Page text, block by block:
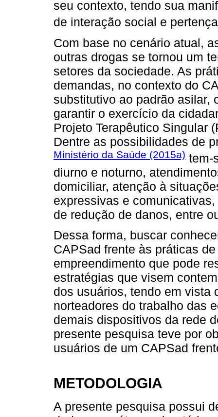
seu contexto, tendo sua
de interação social e
Com base no cenário atual,
outras drogas se tornou um
setores da sociedade. As
demandas, no contexto do
substitutivo ao padrão asilar,
garantir o exercício da
Projeto Terapêutico Singular
Dentre as possibilidades de
Ministério da Saúde (2015a) tem-
diurno e noturno,
domiciliar, atenção à
expressivas e
de redução de danos, entre
Dessa forma, buscar
CAPSad frente às práticas
empreendimento que pode
estratégias que visem
dos usuários, tendo em vista
norteadores do trabalho das
demais dispositivos da rede
presente pesquisa teve por
usuários de um CAPSad
METODOLOGIA
A presente pesquisa possui